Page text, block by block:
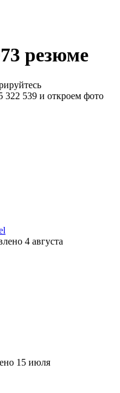
резюме
322 539 и откроем фото
4 августа
15 июля